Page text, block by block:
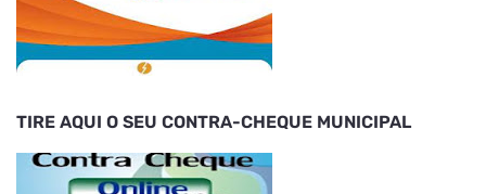
TIRE AQUI O SEU CONTRA-CHEQUE MUNICIPAL